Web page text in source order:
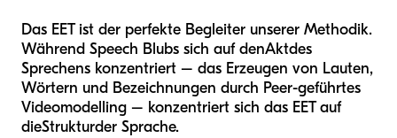
Das EET ist der perfekte Begleiter unserer Methodik.
Während Speech Blubs sich auf denAktdes
Sprechens konzentriert – das Erzeugen von Lauten,
Wörtern und Bezeichnungen durch Peer-geführtes
Videomodelling – konzentriert sich das EET auf
dieStrukturder Sprache.